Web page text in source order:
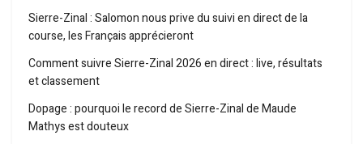
Sierre-Zinal : Salomon nous prive du suivi en direct de la
course, les Français apprécieront
Comment suivre Sierre-Zinal 2026 en direct : live, résultats
et classement
Dopage : pourquoi le record de Sierre-Zinal de Maude
Mathys est douteux